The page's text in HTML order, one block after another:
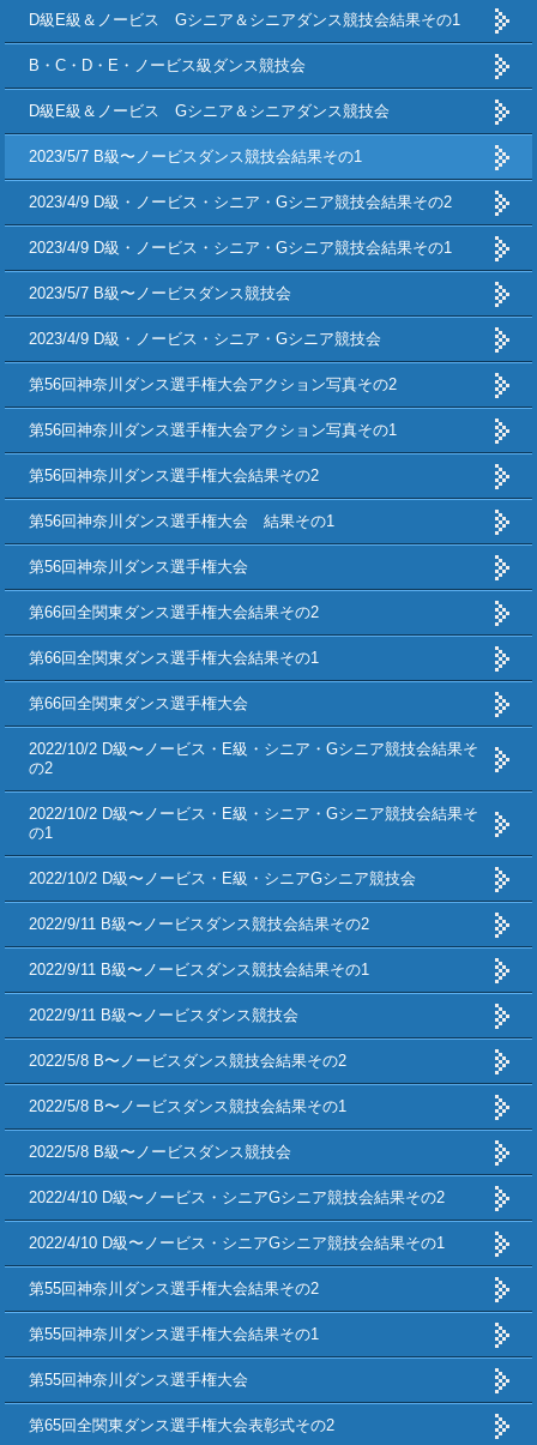
D級E級＆ノービス Gシニア＆シニアダンス競技会結果その1
B・C・D・E・ノービス級ダンス競技会
D級E級＆ノービス Gシニア＆シニアダンス競技会
2023/5/7 B級〜ノービスダンス競技会結果その1
2023/4/9 D級・ノービス・シニア・Gシニア競技会結果その2
2023/4/9 D級・ノービス・シニア・Gシニア競技会結果その1
2023/5/7 B級〜ノービスダンス競技会
2023/4/9 D級・ノービス・シニア・Gシニア競技会
第56回神奈川ダンス選手権大会アクション写真その2
第56回神奈川ダンス選手権大会アクション写真その1
第56回神奈川ダンス選手権大会結果その2
第56回神奈川ダンス選手権大会 結果その1
第56回神奈川ダンス選手権大会
第66回全関東ダンス選手権大会結果その2
第66回全関東ダンス選手権大会結果その1
第66回全関東ダンス選手権大会
2022/10/2 D級〜ノービス・E級・シニア・Gシニア競技会結果そ
の2
2022/10/2 D級〜ノービス・E級・シニア・Gシニア競技会結果そ
の1
2022/10/2 D級〜ノービス・E級・シニアGシニア競技会
2022/9/11 B級〜ノービスダンス競技会結果その2
2022/9/11 B級〜ノービスダンス競技会結果その1
2022/9/11 B級〜ノービスダンス競技会
2022/5/8 B〜ノービスダンス競技会結果その2
2022/5/8 B〜ノービスダンス競技会結果その1
2022/5/8 B級〜ノービスダンス競技会
2022/4/10 D級〜ノービス・シニアGシニア競技会結果その2
2022/4/10 D級〜ノービス・シニアGシニア競技会結果その1
第55回神奈川ダンス選手権大会結果その2
第55回神奈川ダンス選手権大会結果その1
第55回神奈川ダンス選手権大会
第65回全関東ダンス選手権大会表彰式その2